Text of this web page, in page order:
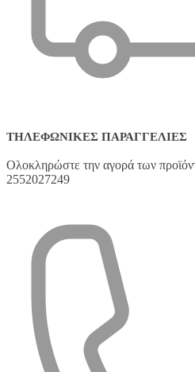
ΤΗΛΕΦΩΝΙΚΈΣ ΠΑΡΑΓΓΕΛΊΕΣ
Ολοκληρώστε την αγορά των
2552027249